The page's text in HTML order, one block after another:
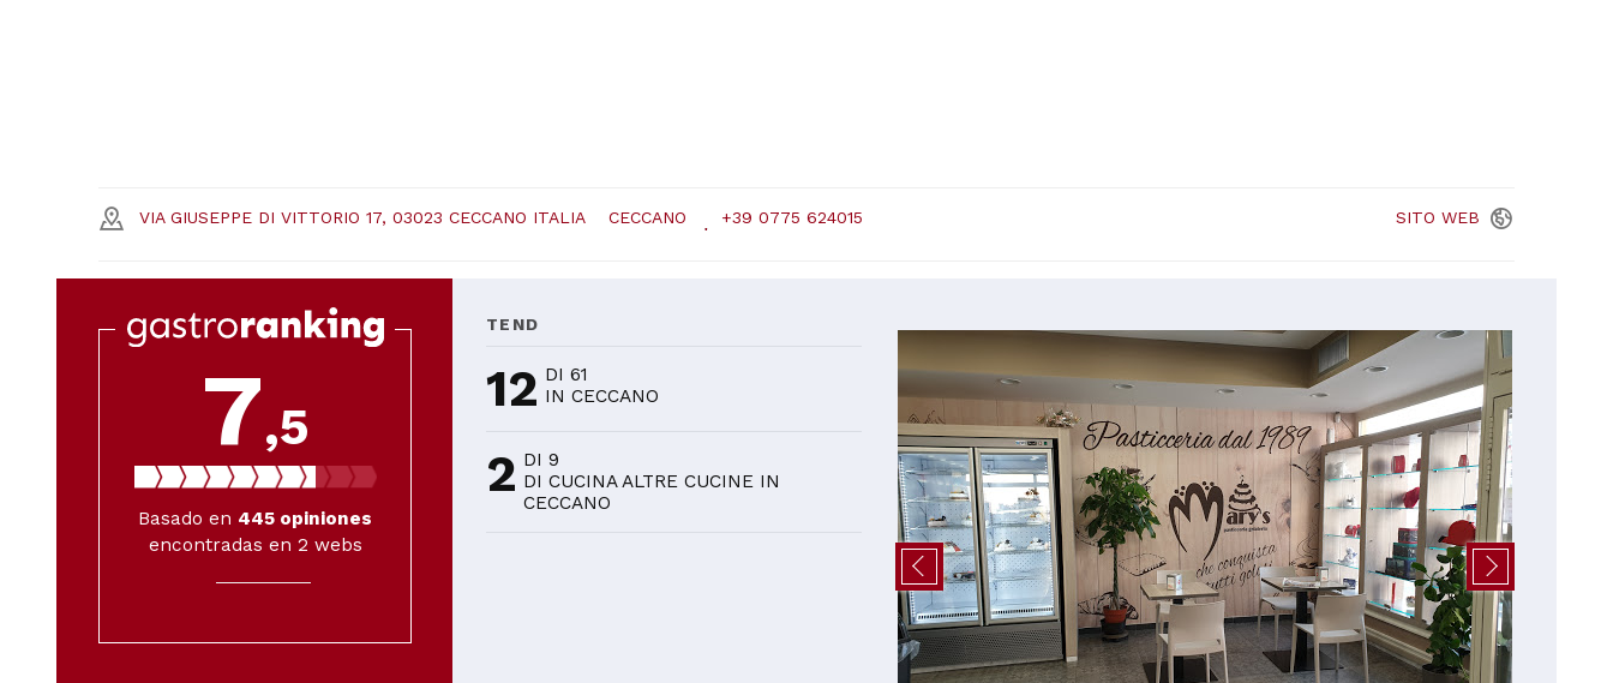
VIA GIUSEPPE DI VITTORIO 17, 03023 CECCANO ITALIA CECCANO +39 0775 624015 SITO WEB
7,5
Basado en 445 opiniones
encontradas en 2 webs
TEND
12 DI 61
IN CECCANO
2 DI 9
DI CUCINA ALTRE CUCINE IN
CECCANO